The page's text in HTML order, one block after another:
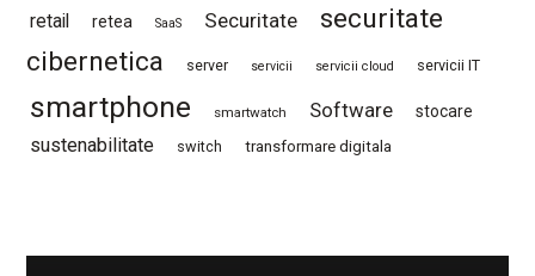
retail retea SaaS Securitate
securitate
cibernetica
server servicii servicii cloud servicii IT
smartphone smartwatch Software stocare
sustenabilitate switch transformare digitala